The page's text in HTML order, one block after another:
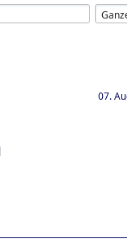
07.